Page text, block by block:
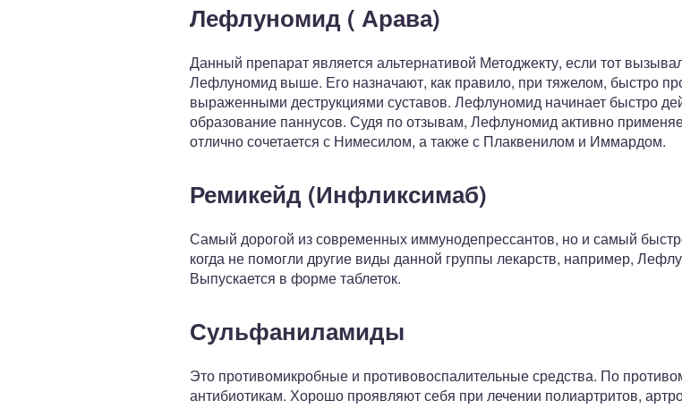
Лефлуномид ( Арава)
Данный препарат является альтернативой Методжекту, если тот
Лефлуномид выше. Его назначают, как правило, при тяжелом, быстро
выраженными деструкциями суставов. Лефлуномид начинает быстро
образование паннусов. Судя по отзывам, Лефлуномид активно
отлично сочетается с Нимесилом, а также с Плаквенилом и Иммардом.
Ремикейд (Инфликсимаб)
Самый дорогой из современных иммунодепрессантов, но и самый
когда не помогли другие виды данной группы лекарств, например,
Выпускается в форме таблеток.
Сульфаниламиды
Это противомикробные и противовоспалительные средства. По
антибиотикам. Хорошо проявляют себя при лечении полиартритов,